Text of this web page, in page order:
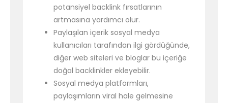
potansiyel backlink fırsatlarının
artmasına yardımcı olur.
Paylaşılan içerik sosyal medya
kullanıcıları tarafından ilgi gördüğünde,
diğer web siteleri ve bloglar bu içeriğe
doğal backlinkler ekleyebilir.
Sosyal medya platformları,
paylaşımların viral hale gelmesine